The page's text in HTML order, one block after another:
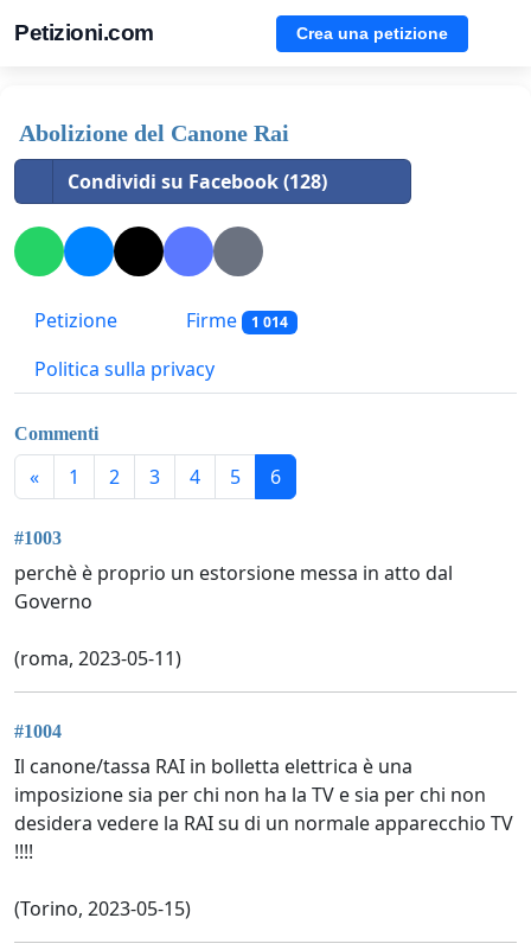
Petizioni.com Crea una petizione
Abolizione del Canone Rai
Condividi su Facebook (128)
Petizione Firme 1 014
Politica sulla privacy
Commenti
« 1 2 3 4 5 6
#1003
perchè è proprio un estorsione messa in atto dal
Governo
(roma, 2023-05-11)
#1004
Il canone/tassa RAI in bolletta elettrica è una
imposizione sia per chi non ha la TV e sia per chi non
desidera vedere la RAI su di un normale apparecchio TV
!!!!
(Torino, 2023-05-15)